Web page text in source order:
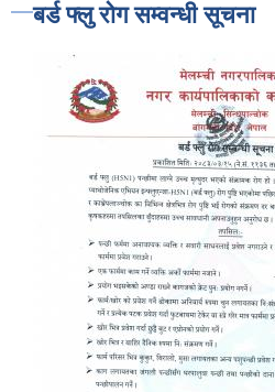
बर्ड फ्लु रोग सम्वन्धी सूचना